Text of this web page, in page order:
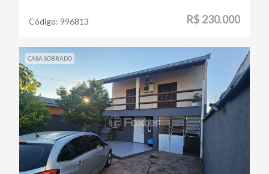
Código: 996813 R$ 230.000
CASA SOBRADO